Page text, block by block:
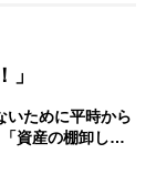
」
いために平時から
資産の棚卸し…